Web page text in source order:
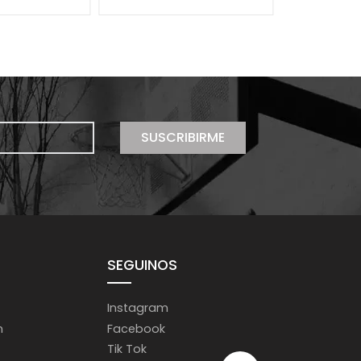
SUSCRIBIRME
SEGUINOS
Instagram
Facebook
Tik Tok